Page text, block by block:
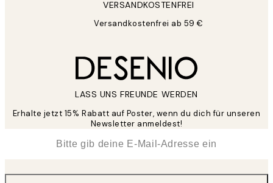
VERSANDKOSTENFREI
Versandkostenfrei ab 59 €
LASS UNS FREUNDE WERDEN
Erhalte jetzt 15% Rabatt auf Poster, wenn du dich für unseren
Newsletter anmeldest!